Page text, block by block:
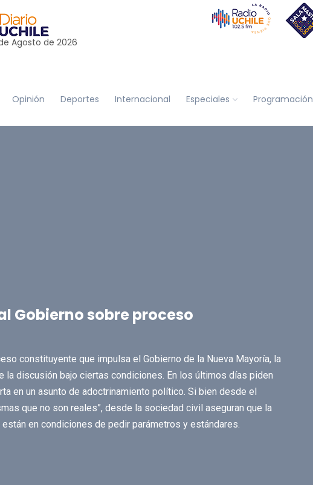
Agosto de 2026
Opinión Deportes Internacional Especiales Programación
Gobierno sobre proceso
constituyente que impulsa el Gobierno de la Nueva Mayoría, la
la discusión bajo ciertas condiciones. En los últimos días piden
en un asunto de adoctrinamiento político. Si bien desde el
que no son reales”, desde la sociedad civil aseguran que la
en condiciones de pedir parámetros y estándares.